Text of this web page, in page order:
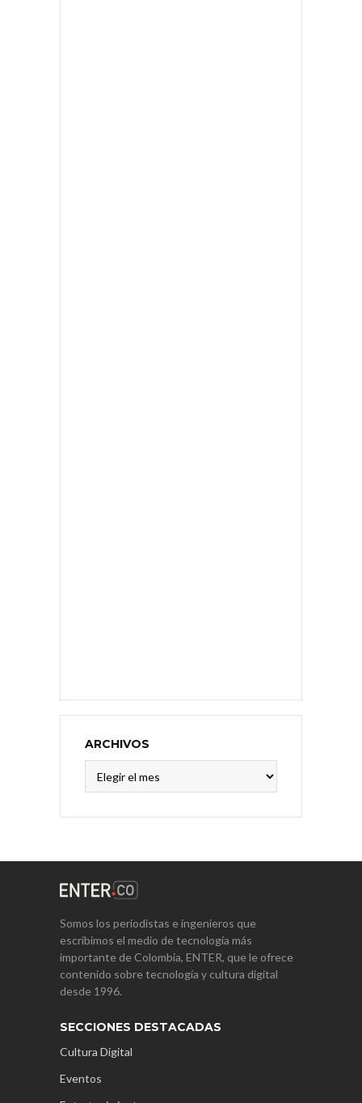
ARCHIVOS
Somos los periodistas e ingenieros que
escribimos el medio de tecnología más
importante de Colombia, ENTER, que le ofrece
contenido sobre tecnología y cultura digital
desde 1996.
SECCIONES DESTACADAS
Cultura Digital
Eventos